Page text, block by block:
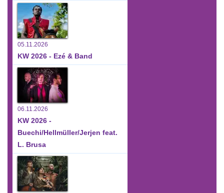
05.11.2026
KW 2026 - Ezé & Band
06.11.2026
KW 2026 -
Buechi/Hellmüller/Jerjen feat.
L. Brusa